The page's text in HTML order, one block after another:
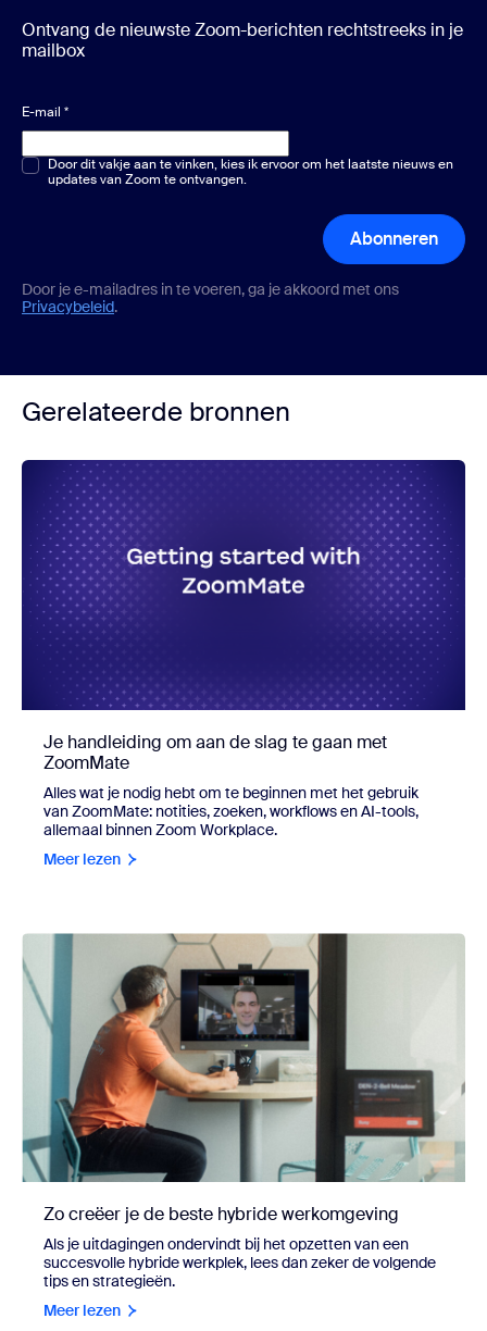
Ontvang de nieuwste Zoom-berichten rechtstreeks in je
mailbox
E-mail *
Meerkeuze of één keuze*
Door dit vakje aan te vinken, kies ik ervoor om het laatste nieuws en
updates van Zoom te ontvangen.
Abonneren
Door je e-mailadres in te voeren, ga je akkoord met ons
Privacybeleid.
Gerelateerde bronnen
Je handleiding om aan de slag te gaan met
ZoomMate
Alles wat je nodig hebt om te beginnen met het gebruik
van ZoomMate: notities, zoeken, workflows en AI-tools,
allemaal binnen Zoom Workplace.
Meer lezen
Zo creëer je de beste hybride werkomgeving
Als je uitdagingen ondervindt bij het opzetten van een
succesvolle hybride werkplek, lees dan zeker de volgende
tips en strategieën.
Meer lezen